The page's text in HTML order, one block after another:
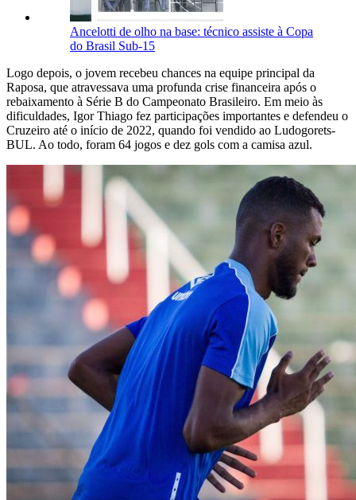
Ancelotti de olho na base: técnico assiste à Copa
do Brasil Sub-15
Logo depois, o jovem recebeu chances na equipe principal da
Raposa, que atravessava uma profunda crise financeira após o
rebaixamento à Série B do Campeonato Brasileiro. Em meio às
dificuldades, Igor Thiago fez participações importantes e defendeu o
Cruzeiro até o início de 2022, quando foi vendido ao Ludogorets-
BUL. Ao todo, foram 64 jogos e dez gols com a camisa azul.